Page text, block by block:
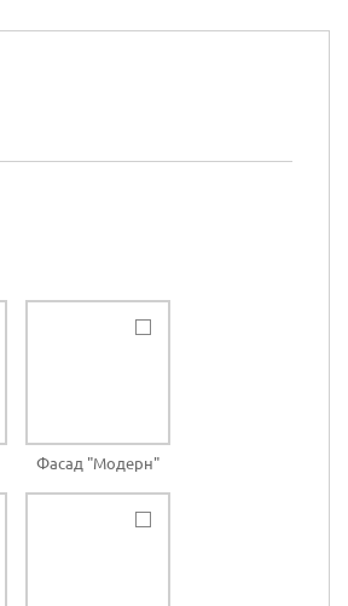
Фасад "Модерн"